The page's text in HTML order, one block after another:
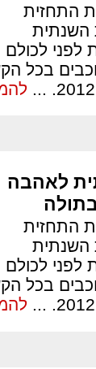
התחזית
השנתית
לפני לכולם
בכל
...
לאהבה
התחזית
השנתית
לפני לכולם
בכל
...